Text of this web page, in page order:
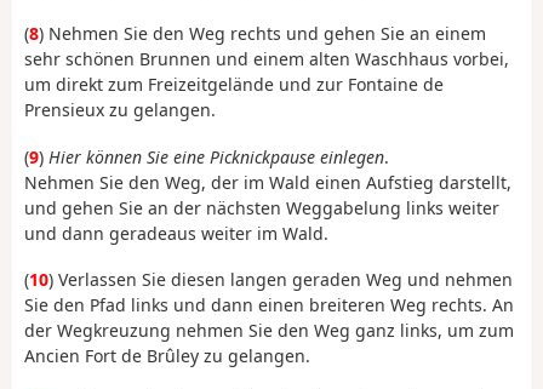
(8) Nehmen Sie den Weg rechts und gehen Sie an einem
sehr schönen Brunnen und einem alten Waschhaus vorbei,
um direkt zum Freizeitgelände und zur Fontaine de
Prensieux zu gelangen.
(9) Hier können Sie eine Picknickpause einlegen.
Nehmen Sie den Weg, der im Wald einen Aufstieg darstellt,
und gehen Sie an der nächsten Weggabelung links weiter
und dann geradeaus weiter im Wald.
(10) Verlassen Sie diesen langen geraden Weg und nehmen
Sie den Pfad links und dann einen breiteren Weg rechts. An
der Wegkreuzung nehmen Sie den Weg ganz links, um zum
Ancien Fort de Brûley zu gelangen.